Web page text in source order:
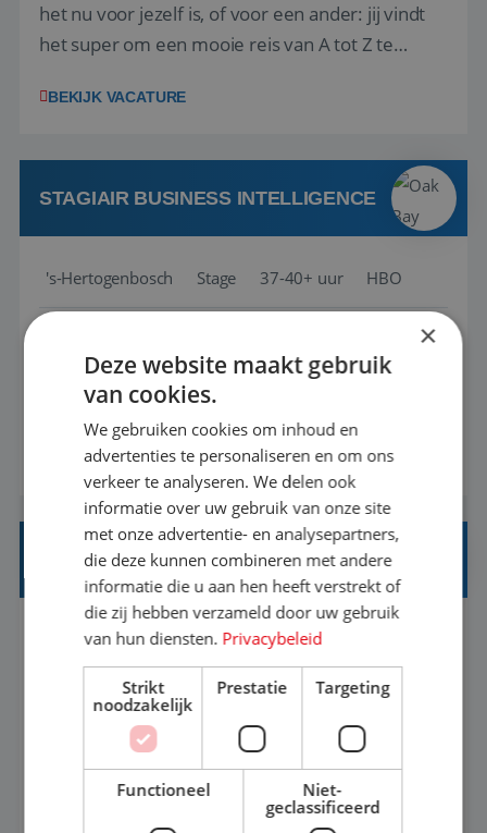
het nu voor jezelf is, of voor een ander: jij vindt
het super om een mooie reis van A tot Z te
vakantiegangers de meest prachtige plekjes op
werken: of het nu gaat om vragen ...
BEKIJK VACATURE
STAGIAIR BUSINESS INTELLIGENCE
's-Hertogenbosch Stage 37-40+ uur HBO
informatiebehoefte van verschillende interne
afdelingen specificeren. Aan de hand van deze
informatiebehoefte ga je BI-producten zoals
adviezen, rapportages en dashboards
ontwikkelen, aanpassen en leveren. Deze
producten ontwikkel je door middel van de data
uit ons datawa...
BEKIJK VACATURE
INKOPER VAKANTIES
Nijmegen Baan 33-36 uur MBO
Jij vindt de mooiste plekjes ter wereld en geeft
eenoudergezinnen én singles de meest
onvergetelijke vakanties van hun leven, hoe gaaf
is dat? Ben jij de commerciële professional die
×
Deze website maakt gebruik
van cookies.
We gebruiken cookies om inhoud en
advertenties te personaliseren en om ons
verkeer te analyseren. We delen ook
informatie over uw gebruik van onze site
met onze advertentie- en analysepartners,
die deze kunnen combineren met andere
informatie die u aan hen heeft verstrekt of
die zij hebben verzameld door uw gebruik
van hun diensten. Privacybeleid
Strikt
noodzakelijk
Prestatie Targeting
Functioneel
Niet-
geclassificeerd